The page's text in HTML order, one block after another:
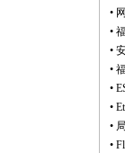
•
•
•
•
•
•
•
•